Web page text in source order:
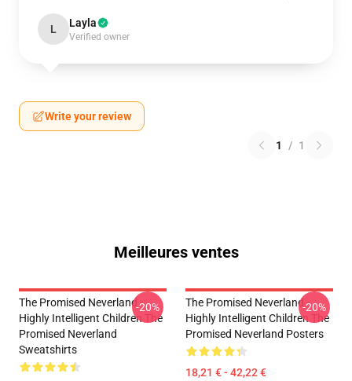
L Layla
Verified owner
Write your review
1 / 1
Meilleures ventes
The Promised Neverland -
Highly Intelligent Children The
Promised Neverland
Sweatshirts
-20%
The Promised Neverland -
Highly Intelligent Children The
Promised Neverland Posters
18,21 € - 42,22 €
-20%